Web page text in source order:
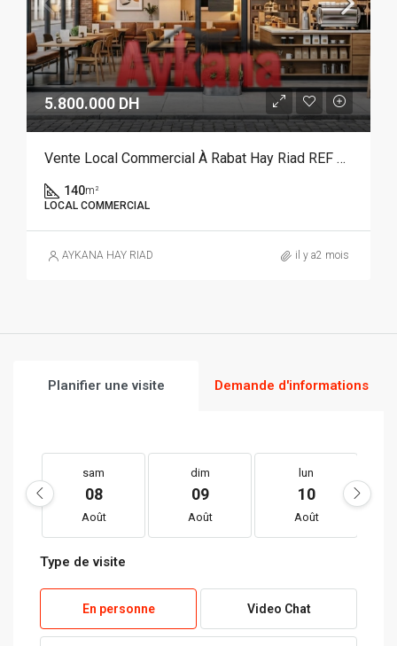
5.800.000 DH
Vente Local Commercial À Rabat Hay Riad REF 4324
140m²
LOCAL COMMERCIAL
AYKANA HAY RIAD il y a2 mois
Planifier une visite Demande d'informations
sam
08
Août
dim
09
Août
lun
10
Août
Type de visite
En personne Video Chat